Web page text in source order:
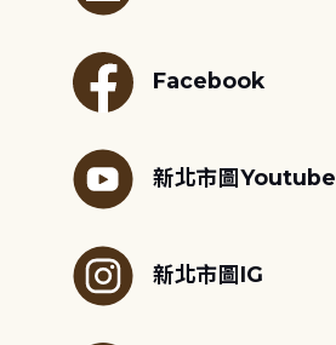
Facebook
新北市圖Youtube
新北市圖IG